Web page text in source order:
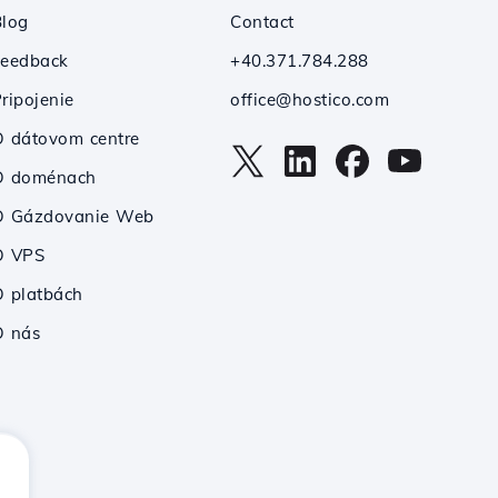
dátovom centre
doménach
Gázdovanie Web
VPS
platbách
nás
Contact
+40.371.784.288
office@hostico.com